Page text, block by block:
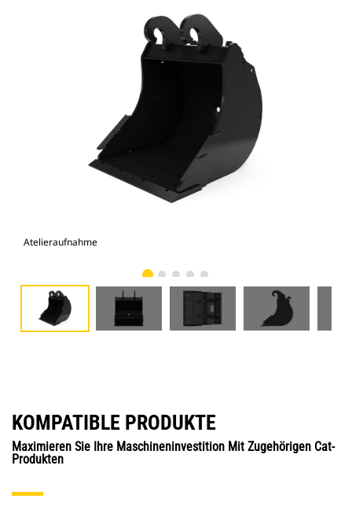
Atelieraufnahme
KOMPATIBLE PRODUKTE
Maximieren Sie Ihre Maschineninvestition Mit Zugehörigen Cat-
Produkten